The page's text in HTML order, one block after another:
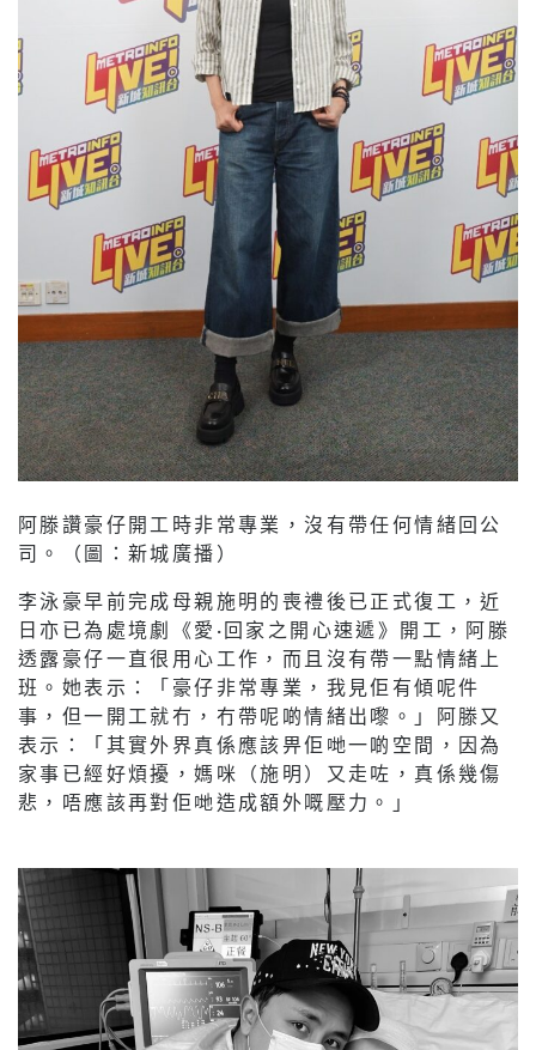
阿滕讚豪仔開工時非常專業，沒有帶任何情緒回公
司。（圖：新城廣播）
李泳豪早前完成母親施明的喪禮後已正式復工，近
日亦已為處境劇《愛·回家之開心速遞》開工，阿滕
透露豪仔一直很用心工作，而且沒有帶一點情緒上
班。她表示：「豪仔非常專業，我見佢有傾呢件
事，但一開工就冇，冇帶呢啲情緒出嚟。」阿滕又
表示：「其實外界真係應該畀佢哋一啲空間，因為
家事已經好煩擾，媽咪（施明）又走咗，真係幾傷
悲，唔應該再對佢哋造成額外嘅壓力。」